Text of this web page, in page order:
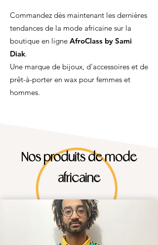
Commandez dès maintenant les dernières
tendances de la mode africaine sur la
boutique en ligne AfroClass by Sami
Diak.
Une marque de bijoux, d'accessoires et de
prêt-à-porter en wax pour femmes et
hommes.
Nos produits de mode
africaine